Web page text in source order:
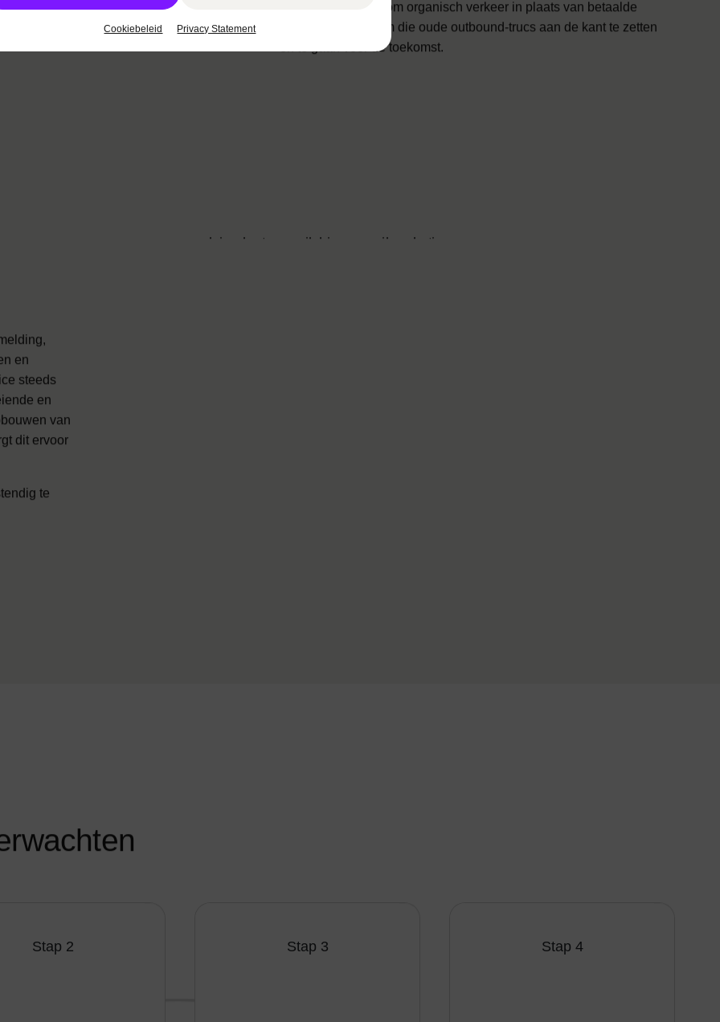
Cookiebeleid Privacy Statement
draait grotendeels om organisch verkeer in plaats van betaalde
campagnes. Tijd om die oude outbound-trucs aan de kant te zetten
en te gaan voor de toekomst.
en
steeds
en
van
dit ervoor
te
rwachten
Stap 2 Stap 3 Stap 4